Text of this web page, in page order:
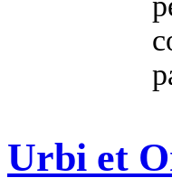
Urbi et